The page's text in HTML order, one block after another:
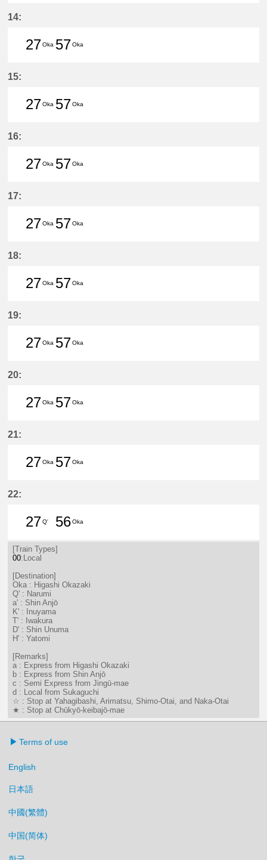
14:
27Oka 57Oka
15:
27Oka 57Oka
16:
27Oka 57Oka
17:
27Oka 57Oka
18:
27Oka 57Oka
19:
27Oka 57Oka
20:
27Oka 57Oka
21:
27Oka 57Oka
22:
27
27分はつ LocalNarumi(NH27)いき
Q'
56
56分はつ LocalHigashi
Oka
[Train Types]
00:Local
[Destination]
Oka : Higashi Okazaki
Q' : Narumi
a' : Shin Anjō
K' : Inuyama
T' : Iwakura
D' : Shin Unuma
H' : Yatomi
[Remarks]
a : Express from Higashi Okazaki
b : Express from Shin Anjō
c : Semi Express from Jingū-mae
d : Local from Sukaguchi
☆ : Stop at Yahagibashi, Arimatsu, Shimo-Otai, and Naka-Otai
★ : Stop at Chūkyō-keibajō-mae
Terms of use
English
日本語
中國(繁體)
中国(简体)